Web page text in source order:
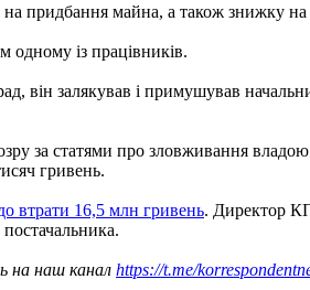
придбання майна, а також знижку
одному із працівників.
він залякував і примушував
за статями про зловживання
гривень.
втрати 16,5 млн гривень. Директор КП
на наш канал https://t.me/